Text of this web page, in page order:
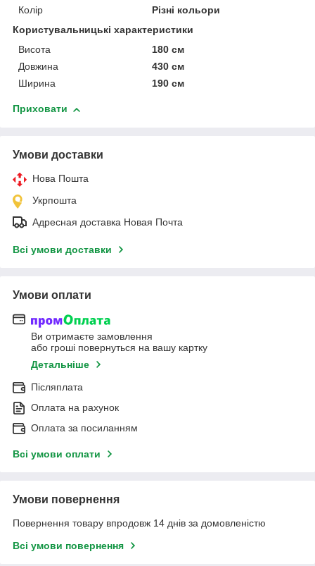
Колір
Різні кольори
Користувальницькі характеристики
Висота
180 см
Довжина
430 см
Ширина
190 см
Приховати
Умови доставки
Нова Пошта
Укрпошта
Адресная доставка Новая Почта
Всі умови доставки
Умови оплати
Ви отримаєте замовлення
або гроші повернуться на вашу картку
Детальніше
Післяплата
Оплата на рахунок
Оплата за посиланням
Всі умови оплати
Умови повернення
Повернення товару впродовж 14 днів за домовленістю
Всі умови повернення